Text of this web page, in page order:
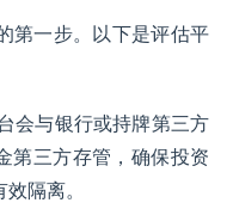
第一步。以下是评估平
会与银行或持牌第三方
第三方存管，确保投资
隔离。